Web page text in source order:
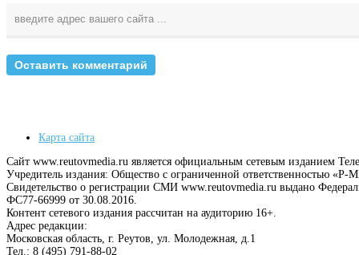
Карта сайта
Сайт www.reutovmedia.ru является официальным сетевым изданием
Учредитель издания: Общество с ограниченной ответственностью
Свидетельство о регистрации СМИ www.reutovmedia.ru выдано
ФС77-66999 от 30.08.2016.
Контент сетевого издания рассчитан на аудиторию 16+.
Адрес редакции:
Московская область, г. Реутов, ул. Молодежная, д.1
Тел.: 8 (495) 791-88-02